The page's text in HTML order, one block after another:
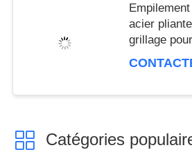
acier
grillage
Catégories